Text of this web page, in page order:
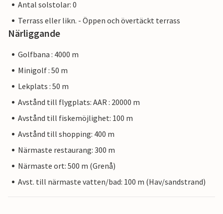
Antal solstolar: 0
Terrass eller likn. - Öppen och övertäckt terrass
Närliggande
Golfbana : 4000 m
Minigolf : 50 m
Lekplats : 50 m
Avstånd till flygplats: AAR : 20000 m
Avstånd till fiskemöjlighet: 100 m
Avstånd till shopping: 400 m
Närmaste restaurang: 300 m
Närmaste ort: 500 m (Grenå)
Avst. till närmaste vatten/bad: 100 m (Hav/sandstrand)